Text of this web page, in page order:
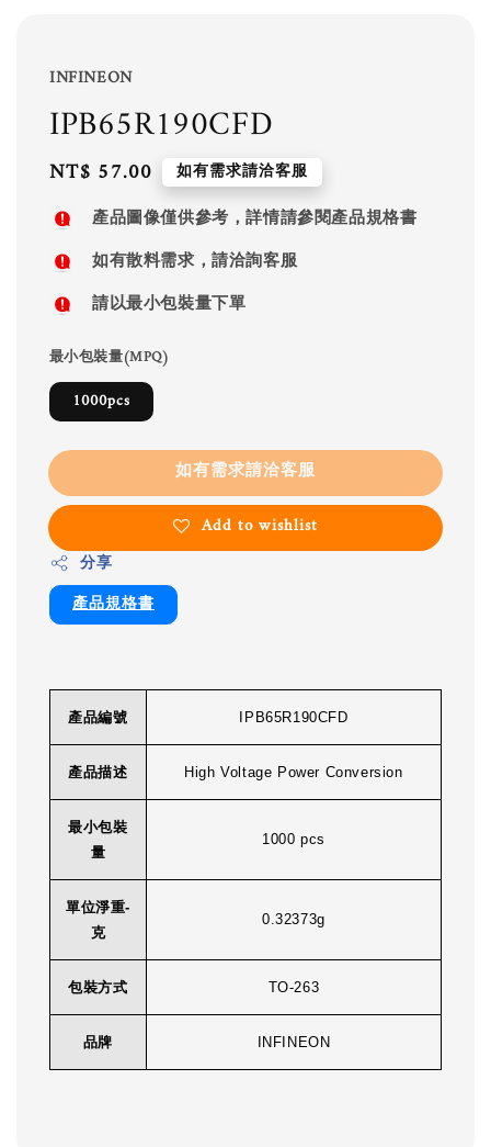
INFINEON
IPB65R190CFD
Regular
price
NT$ 57.00 如有需求請洽客服
產品圖像僅供參考，詳情請參閱產品規格書
如有散料需求，請洽詢客服
請以最小包裝量下單
最小包裝量(MPQ)
1000pcs
如有需求請洽客服
Add to wishlist
分享
產品規格書
產品編號 IPB65R190CFD
產品描述 High Voltage Power Conversion
最小包裝
量
1000 pcs
單位淨重-
克
0.32373g
包裝方式 TO-263
品牌 INFINEON